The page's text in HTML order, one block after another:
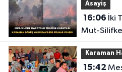
Asayiş
16:06
Mut-Silifke
Karaman
15:42